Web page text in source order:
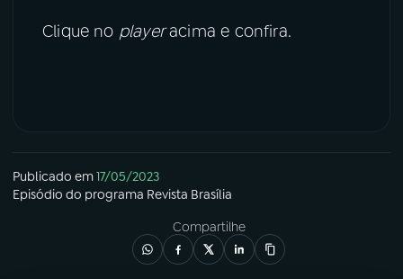
Clique no playeracima e confira.
Publicado em17/05/2023
Episódio do programa Revista Brasília
Compartilhe